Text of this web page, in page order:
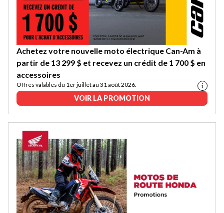
Achetez votre nouvelle moto électrique Can-Am à
partir de 13 299 $ et recevez un crédit de 1 700 $ en
accessoires
Offres valables du 1er juillet au 31 août 2026.
VOIR LA PROMOTION